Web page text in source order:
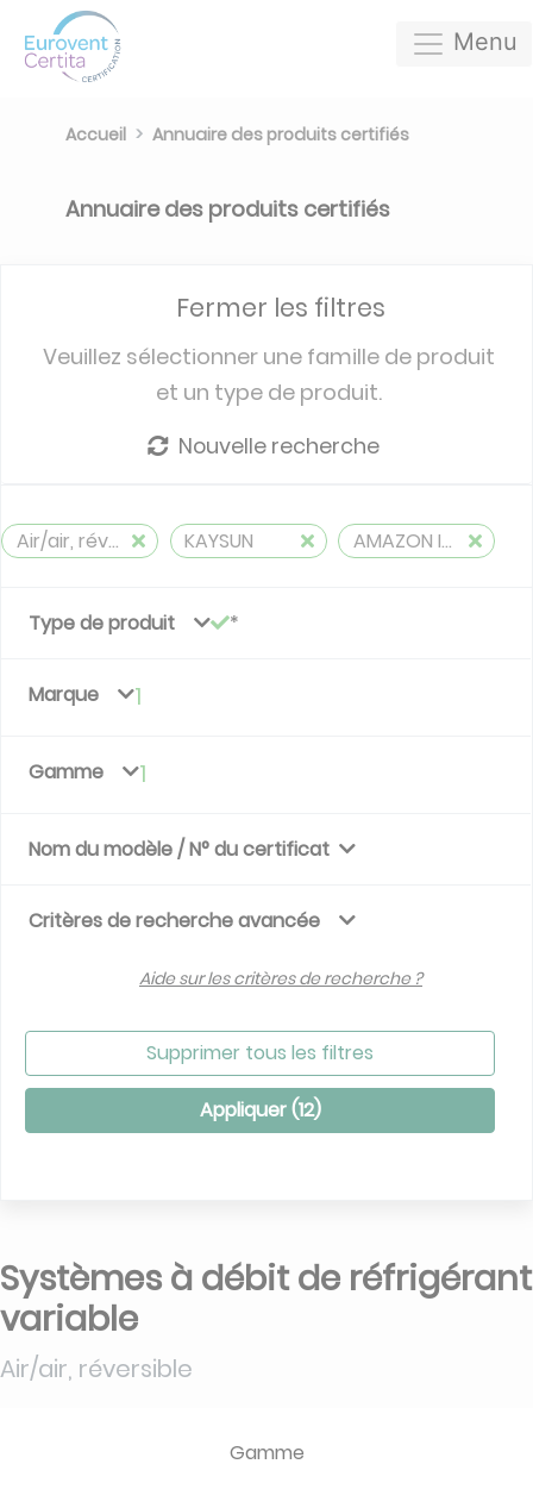
Menu
Accueil Annuaire des produits certifiés
Annuaire des produits certifiés
Fermer les filtres
Veuillez sélectionner une famille de produit
et un type de produit.
Nouvelle recherche
Air/air, réversible KAYSUN AMAZON IV PRO HR
Type de produit
Marque 1
Gamme 1
Nom du modèle / N° du certificat
Critères de recherche avancée
Aide sur les critères de recherche ?
Supprimer tous les filtres
Appliquer (12)
Systèmes à débit de réfrigérant
variable
Air/air, réversible
Gamme